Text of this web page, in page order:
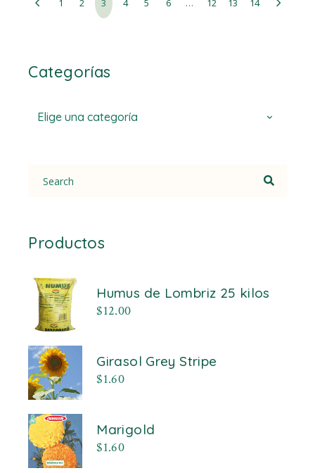
1 2 3 4 5 6 … 12 13 14
Categorías
Elige una categoría
for:
Productos
Humus de Lombriz 25 kilos
$12.00
Girasol Grey Stripe
$1.60
Marigold
$1.60